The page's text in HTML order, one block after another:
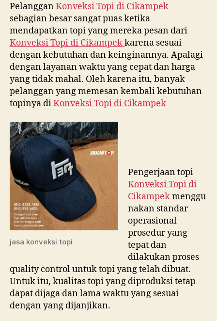
PelangganKonveksi Topi di Cikampek
sebagian besar sangat puas ketika
mendapatkan topi yang mereka pesan dari
Konveksi Topi di Cikampekkarena sesuai
dengan kebutuhan dan keinginannya. Apalagi
dengan layanan waktu yang cepat dan harga
yang tidak mahal. Oleh karena itu, banyak
pelanggan yang memesan kembali kebutuhan
topinya diKonveksi Topi di Cikampek
jasa konveksi topi
Pengerjaan topi
Konveksi Topi di
Cikampekmenggu
nakan standar
operasional
prosedur yang
tepat dan
dilakukan proses
quality control untuk topi yang telah dibuat.
Untuk itu, kualitas topi yang diproduksi tetap
dapat dijaga dan lama waktu yang sesuai
dengan yang dijanjikan.